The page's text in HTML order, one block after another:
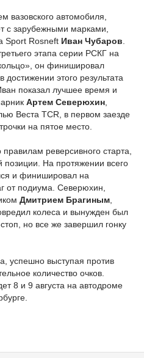
вазовского автомобиля,
с зарубежными марками,
Sport Rosneft Иван Чубаров
этапа серии РСКГ на
он финишировал
этого результата
показал лучшее время и
Артем Северюхин
Веста TCR, в первом заезде
на пятое место.
реверсивного старта,
позиции. На протяжении всего
и финишировал на
от подиума. Северюхин,
Дмитрием Брагиным
колеса и вынужден был
но все же завершил гонку
успешно выступая против
количество очков.
8 и 9 августа на автодроме